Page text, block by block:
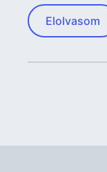
Elolvasom